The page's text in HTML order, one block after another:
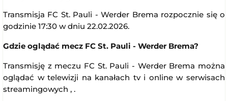
Transmisja FC St. Pauli - Werder Brema rozpocznie się o
godzinie 17:30 w dniu 22.02.2026.
Gdzie oglądać mecz FC St. Pauli - Werder Brema?
Transmisję z meczu FC St. Pauli - Werder Brema można
oglądać w telewizji na kanałach tv i online w serwisach
streamingowych , .